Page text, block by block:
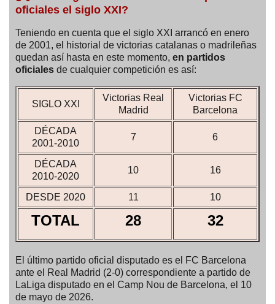
oficiales el siglo XXI?
Teniendo en cuenta que el siglo XXI arrancó en enero
de 2001, el historial de victorias catalanas o madrileñas
quedan así hasta en este momento, en partidos
oficiales de cualquier competición es así:
SIGLO XXI
Victorias Real
Madrid
Victorias FC
Barcelona
DÉCADA
2001-2010
7 6
DÉCADA
2010-2020
10 16
DESDE 2020 11 10
TOTAL 28 32
El último partido oficial disputado es el FC Barcelona
ante el Real Madrid (2-0) correspondiente a partido de
LaLiga disputado en el Camp Nou de Barcelona, el 10
de mayo de 2026.